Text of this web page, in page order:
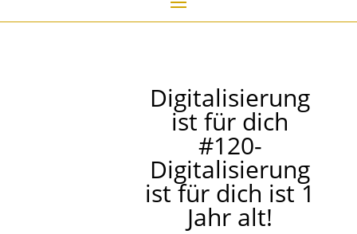
Digitalisierung
ist für dich
#120-
Digitalisierung
ist für dich ist 1
Jahr alt!